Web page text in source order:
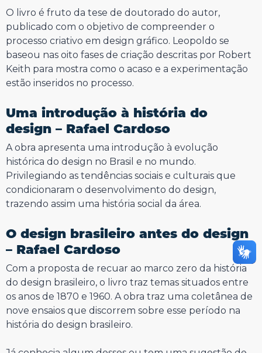
O livro é fruto da tese de doutorado do autor,
publicado com o objetivo de compreender o
processo criativo em design gráfico. Leopoldo se
baseou nas oito fases de criação descritas por Robert
Keith para mostra como o acaso e a experimentação
estão inseridos no processo.
Uma introdução à história do
design – Rafael Cardoso
A obra apresenta uma introdução à evolução
histórica do design no Brasil e no mundo.
Privilegiando as tendências sociais e culturais que
condicionaram o desenvolvimento do design,
trazendo assim uma história social da área.
O design brasileiro antes do design
– Rafael Cardoso
Com a proposta de recuar ao marco zero da história
do design brasileiro, o livro traz temas situados entre
os anos de 1870 e 1960. A obra traz uma coletânea de
nove ensaios que discorrem sobre esse período na
história do design brasileiro.